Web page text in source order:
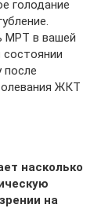
голодание
МРТ в вашей
состоянии
после
ЖКТ
насколько
на